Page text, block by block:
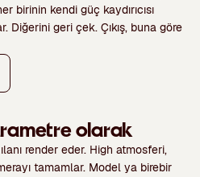
birinin kendi güç kaydırıcısı
Diğerini geri çek. Çıkış, buna göre
olarak
render eder. High atmosferi,
tamamlar. Model ya birebir